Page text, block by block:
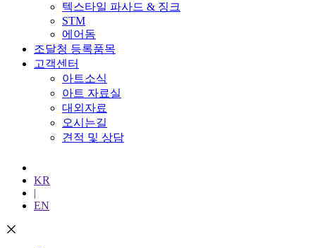
텍스타일 파사드 & 징크
STM
에어돔
조달청 등록품목
고객센터
아트소식
아트 자료실
대외자료
오시는길
견적 및 상담
KR
|
EN